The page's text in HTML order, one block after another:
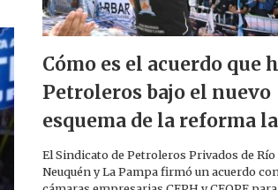
Cómo es el acuerdo que
Petroleros bajo el nuevo
esquema de la reforma
El Sindicato de Petroleros Privados de Río
Neuquén y La Pampa firmó un acuerdo